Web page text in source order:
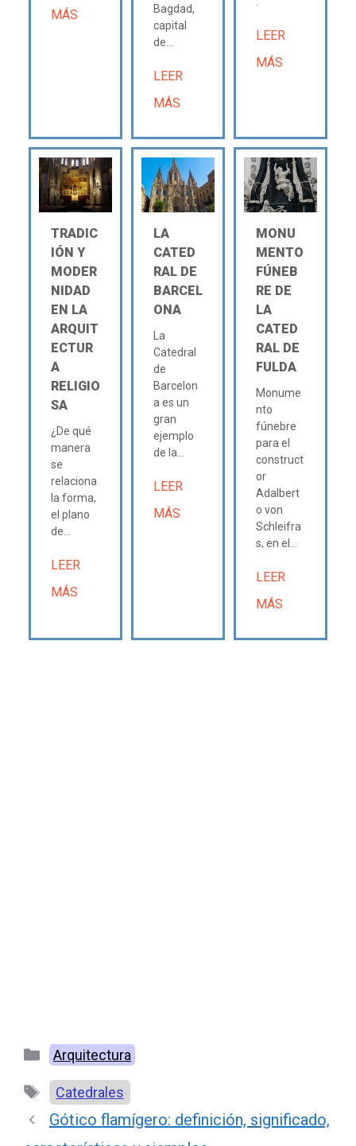
MÁS
Bagdad,
capital
de...
LEER
MÁS
LEER
MÁS
TRADIC
IÓN Y
MODER
NIDAD
EN LA
ARQUIT
ECTUR
A
RELIGIO
SA
¿De qué
manera
se
relaciona
la forma,
el plano
de...
LEER
MÁS
LA
CATED
RAL DE
BARCEL
ONA
La
Catedral
de
Barcelon
a es un
gran
ejemplo
de la...
LEER
MÁS
MONU
MENTO
FÚNEB
RE DE
LA
CATED
RAL DE
FULDA
Monume
nto
fúnebre
para el
construct
or
Adalbert
o von
Schleifra
s, en el...
LEER
MÁS
Categorías
Arquitectura
Etiquetas
Catedrales
Gótico flamígero: definición, significado,